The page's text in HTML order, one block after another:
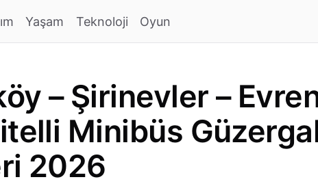
Yaşam Teknoloji Oyun
– Şirinevler –
Minibüs
2026